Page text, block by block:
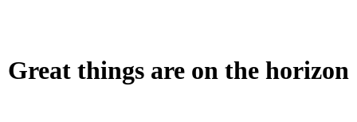
Great things are on the horizon